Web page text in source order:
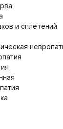
и сплетений